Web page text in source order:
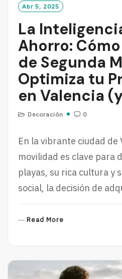
Abr 5, 2025
La
Ahorro:
de Segunda
Optimiza tu
en Valencia
Decoración 0
En la vibrante ciudad de
movilidad es clave para
playas, su rica cultura y
social, la decisión de
Read More
O